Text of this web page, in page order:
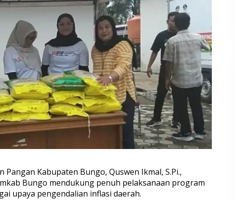
Pangan Kabupaten Bungo, Quswen Ikmal, S.Pi.,
Bungo mendukung penuh pelaksanaan program
upaya pengendalian inflasi daerah.
Di Advetorial, Berita, Bungo, Daerah, Hukum &
Kriminal, Kesehatan, Nasional, Pemerintahan,
Peristiwa
| 30 Juli 2026